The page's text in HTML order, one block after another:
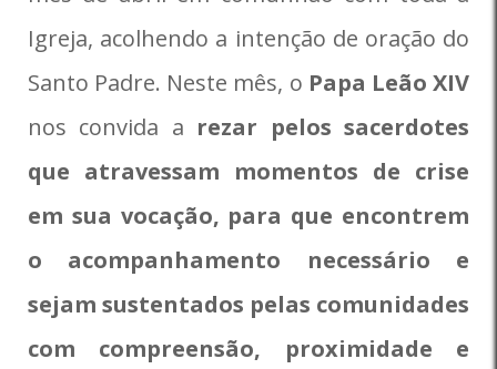
Igreja, acolhendo a intenção de oração do
Santo Padre. Neste mês, o Papa Leão XIV
nos convida a rezar pelos sacerdotes
que atravessam momentos de crise
em sua vocação, para que encontrem
o acompanhamento necessário e
sejam sustentados pelas comunidades
com compreensão, proximidade e